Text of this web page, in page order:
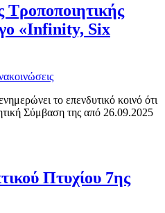
«Infinity, Six
το επενδυτικό κοινό ότι
Σύμβαση της από 26.09.2025
Πτυχίου 7ης